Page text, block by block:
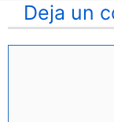
Deja un